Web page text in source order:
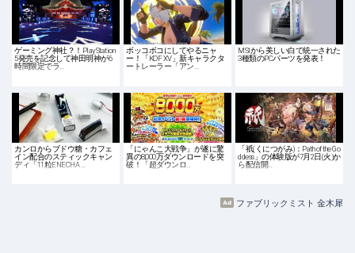
ゲーミング神社？！PlayStation
5発売を記念して神田明神が6
時間限定でラ…
ボッコボコにしてやるニャ
ー！「KOF XV」新キャラクタ
ートレーラー「アン…
MSIから美しい白で統一された
3種類のPCパーツを発表！
カンロからブドウ糖・カフェ
イン配合のスティックキャン
ディ「11粒ENECHA …
「にゃんこ大戦争」が遂に驚
異の8,000万ダウンロードを突
破！「超ダウンロ…
「祇(くにつがみ)：Path of the Go
ddess」の体験版が7月2日(火)か
ら配信開…
ファブリックミスト 金木犀